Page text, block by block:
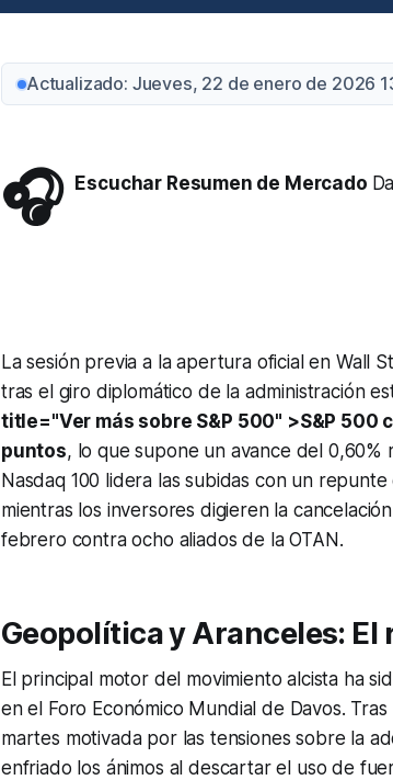
Actualizado: Jueves, 22 de enero de 2026
🎧 Escuchar Resumen de Mercado
La sesión previa a la apertura oficial en Wall
tras el giro diplomático de la administración
title="Ver más sobre S&P 500" >S&P 500
puntos, lo que supone un avance del
Nasdaq 100 lidera las subidas con un
mientras los inversores digieren la
febrero contra ocho aliados de la OTAN.
Geopolítica y Aranceles: El
El principal motor del movimiento alcista ha
en el Foro Económico Mundial de Davos.
martes motivada por las tensiones sobre la
enfriado los ánimos al descartar el uso de